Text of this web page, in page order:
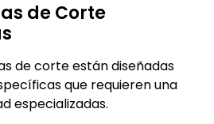
de Corte
de corte están diseñadas
que requieren una
especializadas.